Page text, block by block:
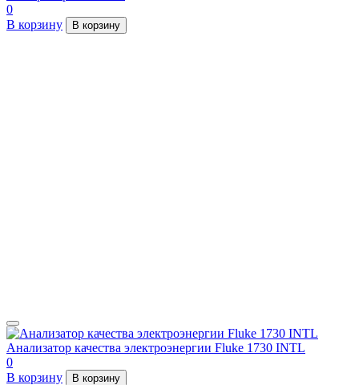
0
В корзину
В корзину
Анализатор качества электроэнергии Fluke 1730 INTL
0
В корзину
В корзину